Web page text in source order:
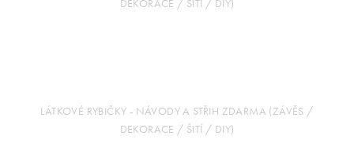
DEKORACE / ŠITÍ / DIY)
LÁTKOVÉ RYBIČKY - NÁVODY A STŘIH ZDARMA (ZÁVĚS /
DEKORACE / ŠITÍ / DIY)